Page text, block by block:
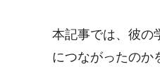
本記事では、彼の
につながったのか